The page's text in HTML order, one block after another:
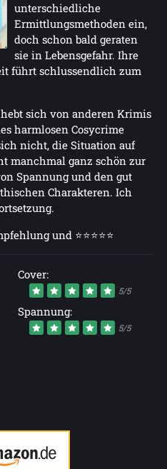
unterschiedliche
Ermittlungsmethoden ein,
doch schon bald geraten
sie in Lebensgefahr. Ihre
führt schlussendlich zum
sich von anderen Krimis
harmlosen Cosycrime
nicht, die Situation auf
manchmal ganz schön zur
Spannung und den gut
Charakteren. Ich
und ⭐⭐⭐⭐⭐
Cover:
5/5
Spannung:
5/5